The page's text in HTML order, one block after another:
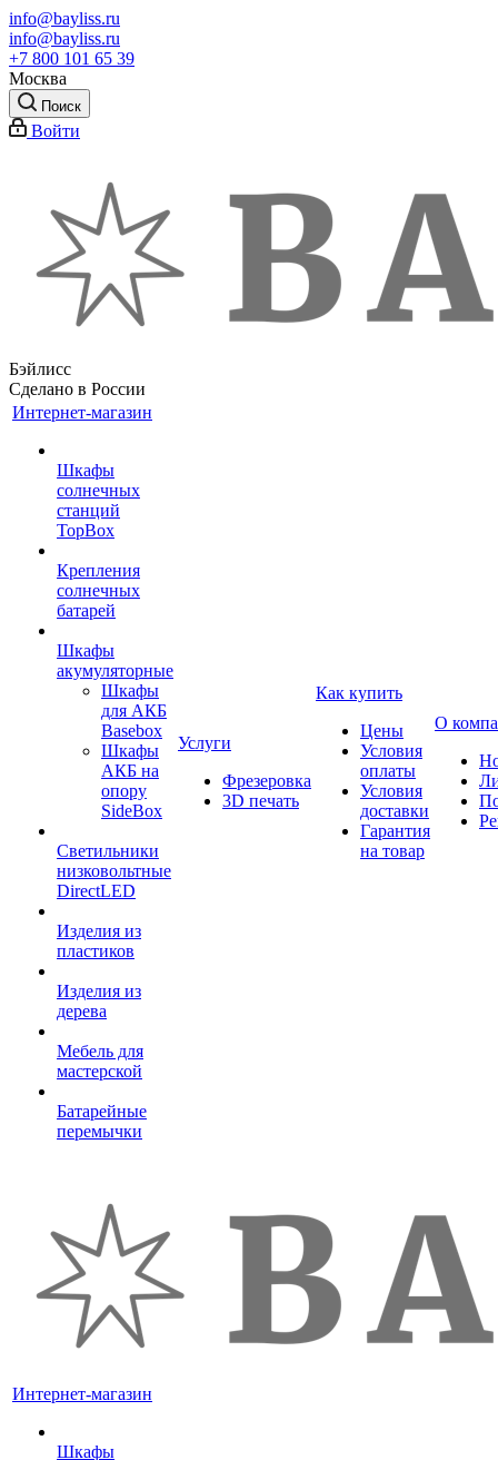
info@bayliss.ru
info@bayliss.ru
+7 800 101 65 39
Москва
Поиск
Войти
Бэйлисс
Сделано в России
Интернет-магазин
Шкафы
солнечных
станций
TopBox
Крепления
солнечных
батарей
Шкафы
акумуляторные
Шкафы
для АКБ
Basebox
Шкафы
АКБ на
опору
SideBox
Светильники
низковольтные
DirectLED
Изделия из
пластиков
Изделия из
дерева
Мебель для
мастерской
Батарейные
перемычки
Услуги
Фрезеровка
3D печать
Как купить
Цены
Условия
оплаты
Условия
доставки
Гарантия
на товар
О
Интернет-магазин
Шкафы